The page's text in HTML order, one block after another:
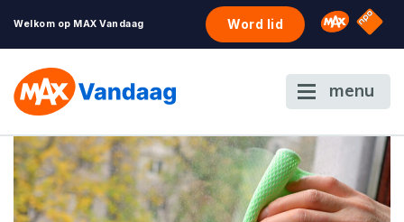
Welkom op MAX Vandaag Word lid Omroep
NPO
menu